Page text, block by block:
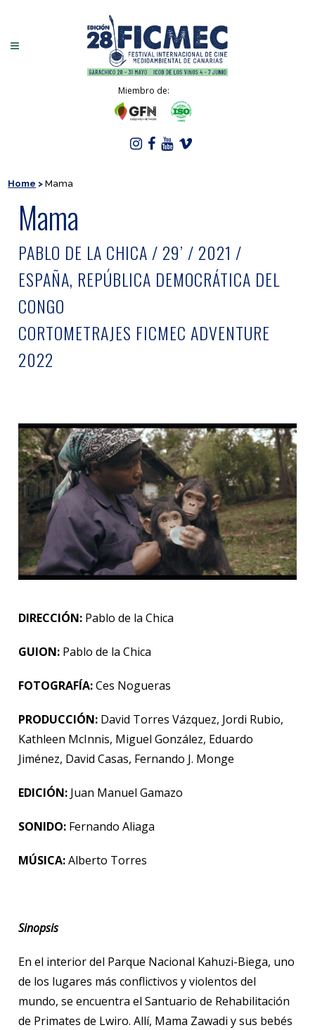
Miembro de:
Home >Mama
Mama
PABLO DE LA CHICA / 29’ / 2021 /
ESPAÑA, REPÚBLICA DEMOCRÁTICA DEL
CONGO
CORTOMETRAJES FICMEC ADVENTURE
2022
DIRECCIÓN: Pablo de la Chica
GUION: Pablo de la Chica
FOTOGRAFÍA:Ces Nogueras
PRODUCCIÓN: David Torres Vázquez, Jordi Rubio,
Kathleen McInnis, Miguel González, Eduardo
Jiménez, David Casas, Fernando J. Monge
EDICIÓN: Juan Manuel Gamazo
SONIDO: Fernando Aliaga
MÚSICA:Alberto Torres
Sinopsis
En el interior del Parque Nacional Kahuzi-Biega, uno
de los lugares más conflictivos y violentos del
mundo, se encuentra el Santuario de Rehabilitación
de Primates de Lwiro. Allí, Mama Zawadi y sus bebés